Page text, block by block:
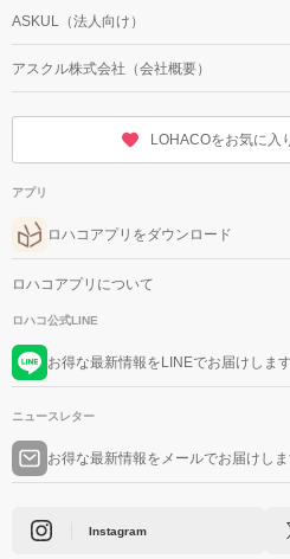
ASKUL（法人向け）
アスクル株式会社（会社概要）
LOHACOをお気に入
アプリ
ロハコアプリをダウンロード
ロハコアプリについて
ロハコ公式LINE
お得な最新情報をLINEでお届けします
ニュースレター
お得な最新情報をメールでお届けし
Instagram